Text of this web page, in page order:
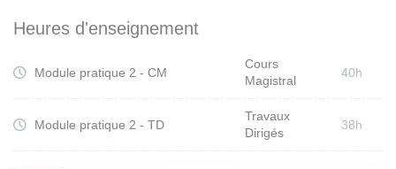
Heures d'enseignement
Module pratique 2 - CM
Cours
Magistral
40h
Module pratique 2 - TD
Travaux
Dirigés
38h